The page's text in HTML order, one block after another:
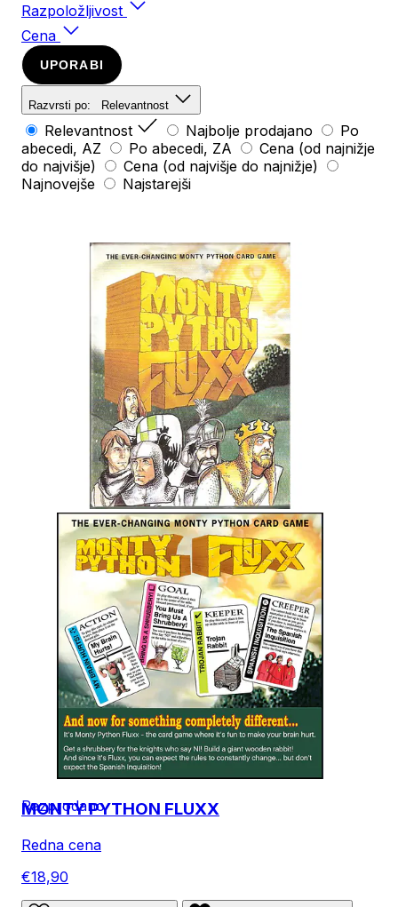
Razpoložljivost
Cena
UPORABI
Razvrsti po: Relevantnost
Relevantnost Najbolje prodajano
Po
abecedi, AZ
Po abecedi, ZA
Cena (od najnižje
do najvišje)
Cena (od najvišje do najnižje)
Najnovejše
Najstarejši
Razprodano
MONTY PYTHON FLUXX
Redna cena
€18,90